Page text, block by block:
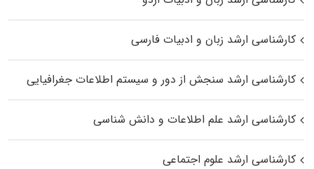
کارشناسی ارشد زبان و ادبیات فارسی
کارشناسی ارشد سنجش از دور و سیستم اطلاعات جغرافیایی
کارشناسی ارشد علم اطلاعات و دانش شناسی
کارشناسی ارشد علوم اجتماعی